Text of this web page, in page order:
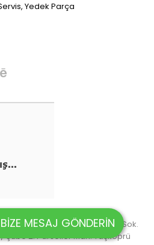
Yedek Parça
Mah. Acısu Cad. Adile Sultan Sok.
Şube 2: Parseller Mah. Taşköprü
BİZE MESAJ GÖNDERİN